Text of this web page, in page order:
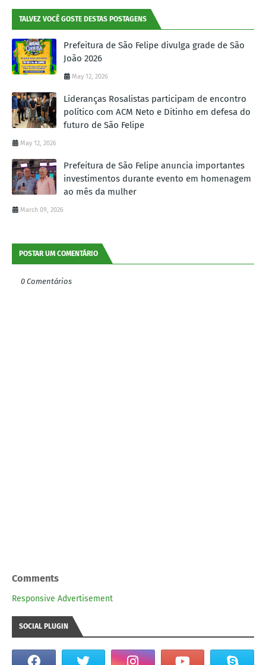
TALVEZ VOCÊ GOSTE DESTAS POSTAGENS
Prefeitura de São Felipe divulga grade de São
João 2026
May 12, 2026
Lideranças Rosalistas participam de encontro
político com ACM Neto e Ditinho em defesa do
futuro de São Felipe
May 12, 2026
Prefeitura de São Felipe anuncia importantes
investimentos durante evento em homenagem
ao mês da mulher
March 09, 2026
POSTAR UM COMENTÁRIO
0 Comentários
Comments
Responsive Advertisement
SOCIAL PLUGIN